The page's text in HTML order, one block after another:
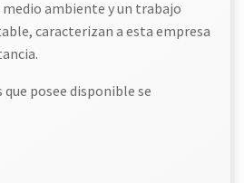
ambiente y un trabajo
caracterizan a esta empresa
posee disponible se